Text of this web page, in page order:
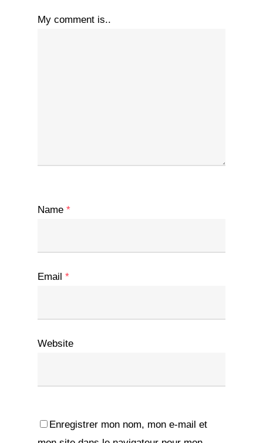
My comment is..
Name *
Email *
Website
Enregistrer mon nom, mon e-mail et